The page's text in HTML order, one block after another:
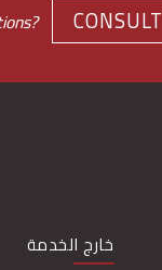
خارج الخدمة